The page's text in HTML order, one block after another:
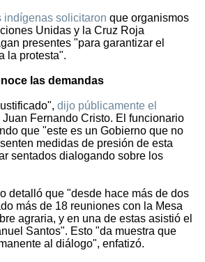
indígenas solicitaron que organismos
Unidas y la Cruz Roja
presentes "para garantizar el
la protesta".
las demandas
dijo públicamente el
Juan Fernando Cristo. El funcionario
que "este es un Gobierno que no
medidas de presión de esta
sentados dialogando sobre los
detalló que "desde hace más de dos
más de 18 reuniones con la Mesa
agraria, y en una de estas asistió el
Santos". Esto "da muestra que
al diálogo", enfatizó.